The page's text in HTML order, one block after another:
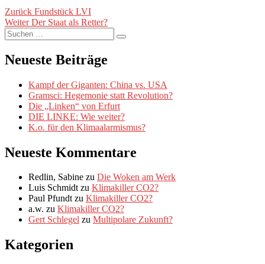
Beitragsnavigation
Zurück Vorheriger
Beitrag:
Fundstück LVI
Weiter Nächster
Beitrag:
Der Staat als Retter?
Suche
nach:
Suchen
Neueste Beiträge
Kampf der Giganten: China vs. USA
Gramsci: Hegemonie statt Revolution?
Die „Linken“ von Erfurt
DIE LINKE: Wie weiter?
K.o. für den Klimaalarmismus?
Neueste Kommentare
Redlin, Sabine zu Die Woken am Werk
Luis Schmidtzu Klimakiller CO2?
Paul Pfundtzu Klimakiller CO2?
a.w. zu Klimakiller CO2?
Gert Schlegel zu Multipolare Zukunft?
Kategorien